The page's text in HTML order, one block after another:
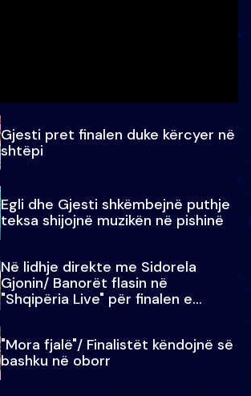
Gjesti pret finalen duke kërcyer në
shtëpi
Egli dhe Gjesti shkëmbejnë puthje
teksa shijojnë muzikën në pishinë
Në lidhje direkte me Sidorela
Gjonin/ Banorët flasin në
"Shqipëria Live" për finalen e
"Mora fjalë"/ Finalistët këndojnë së
bashku në oborr